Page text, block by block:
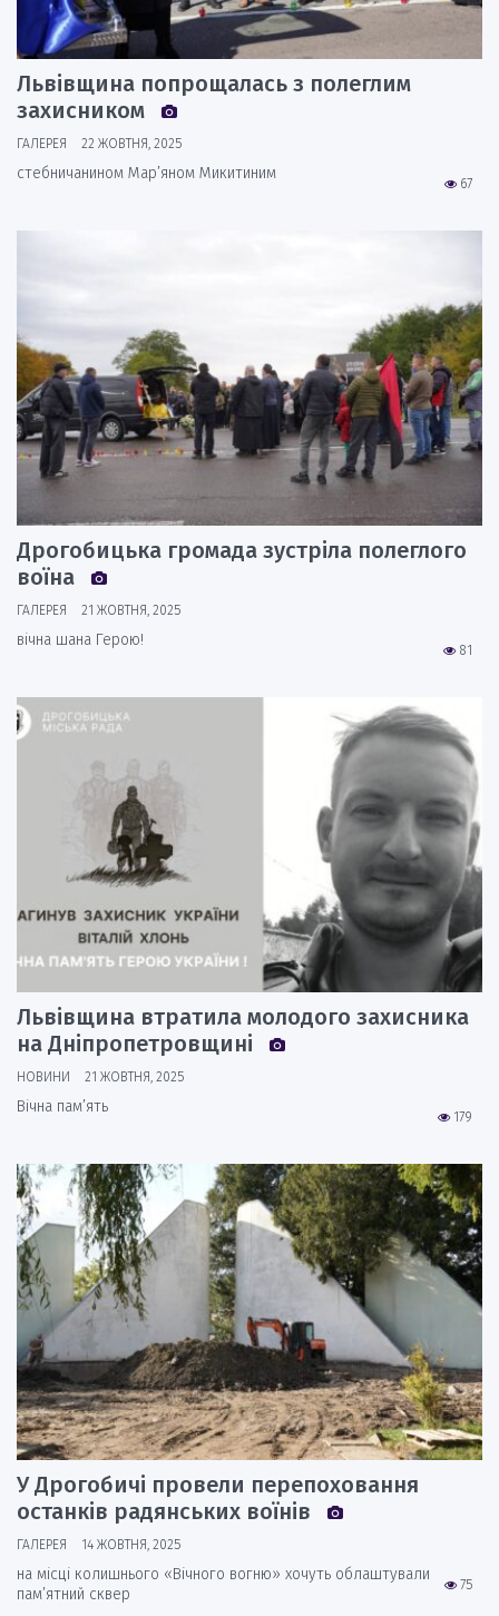
Львівщина попрощалась з полеглим
захисником
ГАЛЕРЕЯ 22 ЖОВТНЯ, 2025
67
стебничанином Мар’яном Микитиним
Дрогобицька громада зустріла полеглого
воїна
ГАЛЕРЕЯ 21 ЖОВТНЯ, 2025
81
вічна шана Герою!
Львівщина втратила молодого захисника
на Дніпропетровщині
НОВИНИ 21 ЖОВТНЯ, 2025
179
Вічна пам’ять
У Дрогобичі провели перепоховання
останків радянських воїнів
ГАЛЕРЕЯ 14 ЖОВТНЯ, 2025
75
на місці колишнього «Вічного вогню» хочуть облаштували
пам’ятний сквер